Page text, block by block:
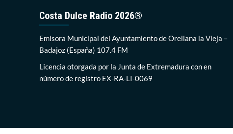
Costa Dulce Radio 2026®
Emisora Municipal del Ayuntamiento de Orellana la Vieja –
Badajoz (España) 107.4 FM
Licencia otorgada por la Junta de Extremadura con en
número de registro EX-RA-LI-0069